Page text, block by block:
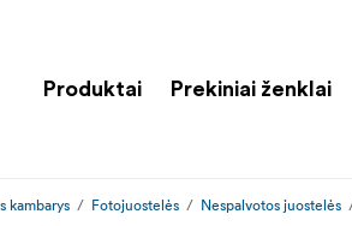
Produktai Prekiniai ženklai
kambarys Fotojuostelės Nespalvotos juostelės